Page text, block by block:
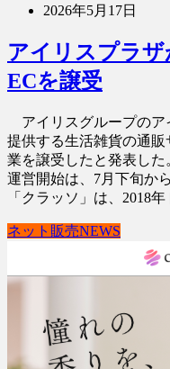
2026年5月17日
アイリスプラ
ECを譲受
アイリスグループのア
提供する生活雑貨の通販
業を譲受したと発表し
運営開始は、7月下旬か
「クラッソ」は、2018
ネット販売NEWS